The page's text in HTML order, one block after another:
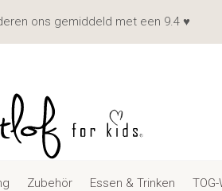
Zubehör Essen & Trinken
ons gemiddeld met een 9.4 ♥